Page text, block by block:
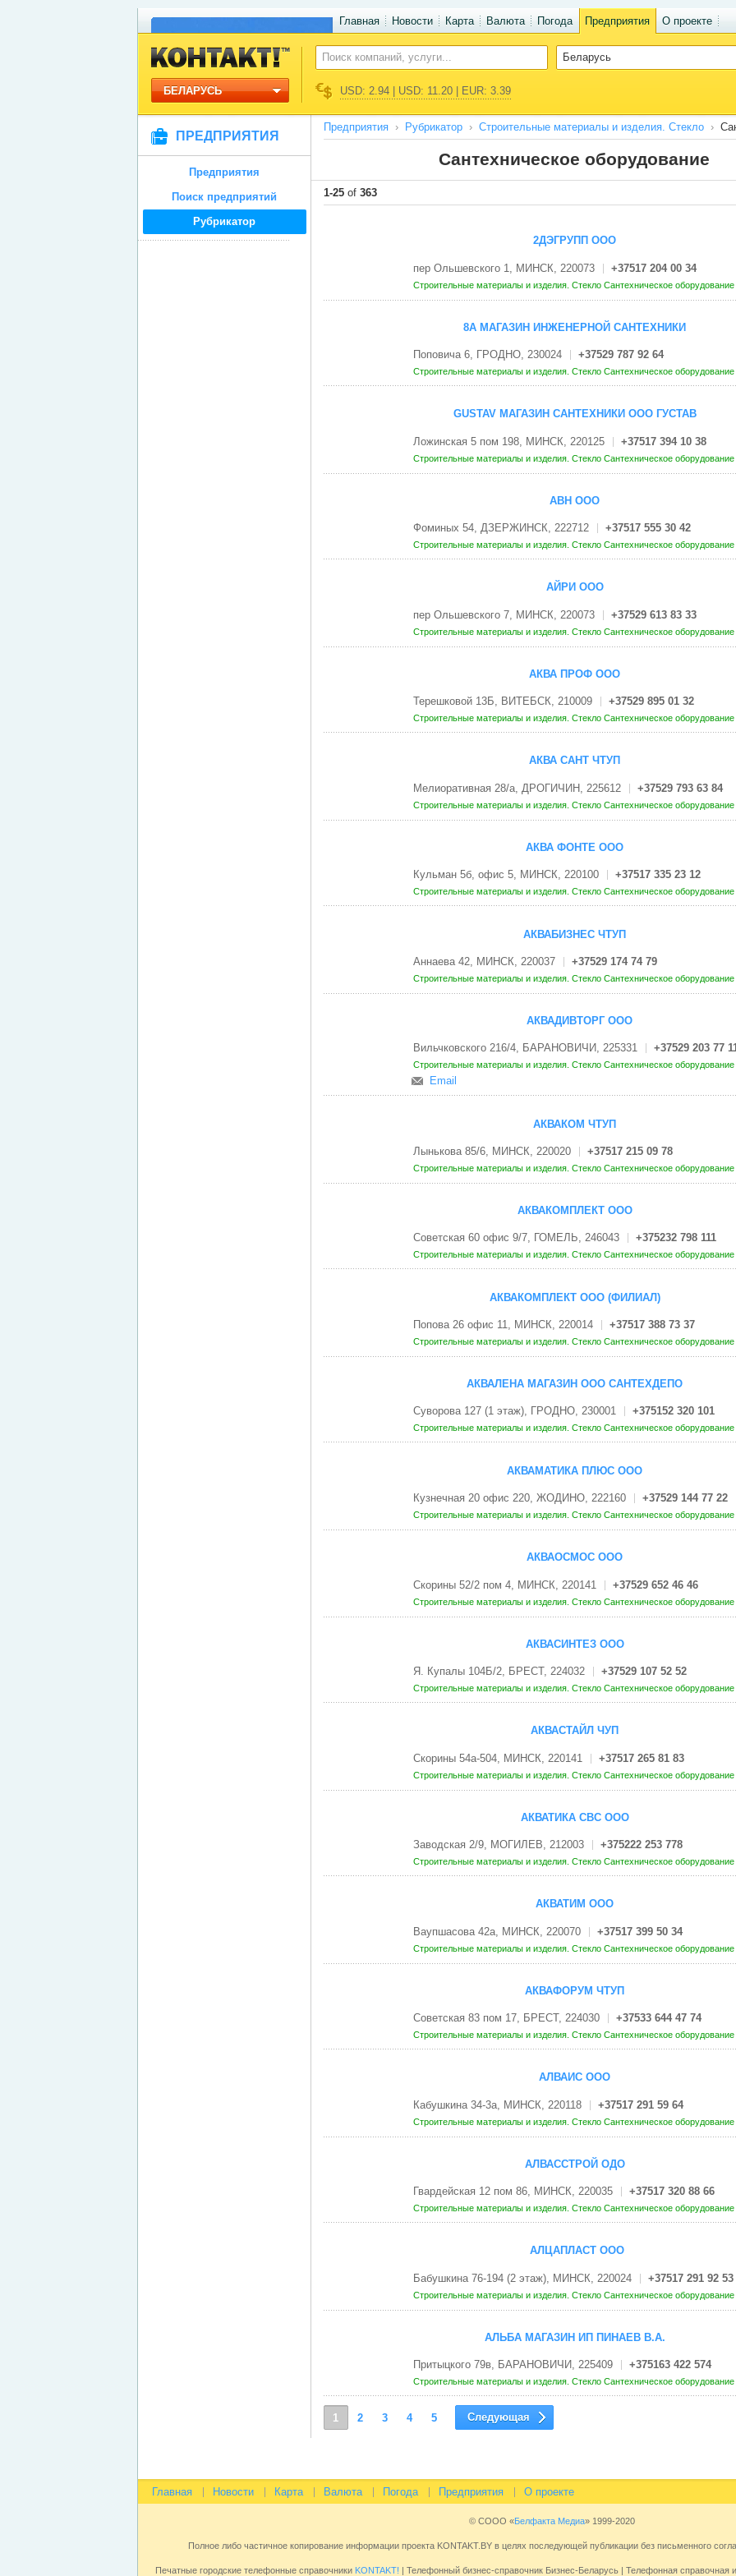
Главная Новости Карта Валюта Погода Предприятия О проекте
БЕЛАРУСЬ USD: 2.94 | USD: 11.20 | EUR: 3.39
ПРЕДПРИЯТИЯ
Предприятия
Поиск предприятий
Рубрикатор
Предприятия Рубрикатор Строительные материалы и изделия. Стекло
Сантехническое оборудование
1-25of 363
2ДЭГРУПП ООО
пер Ольшевского 1, МИНСК, 220073 +37517 204 00 34
Строительные материалы и изделия. Стекло Сантехническое оборудование
8А МАГАЗИН ИНЖЕНЕРНОЙ САНТЕХНИКИ
Поповича 6, ГРОДНО, 230024 +37529 787 92 64
Строительные материалы и изделия. Стекло Сантехническое оборудование
GUSTAV МАГАЗИН САНТЕХНИКИ ООО ГУСТАВ
Ложинская 5 пом 198, МИНСК, 220125 +37517 394 10 38
Строительные материалы и изделия. Стекло Сантехническое оборудование
АВН ООО
Фоминых 54, ДЗЕРЖИНСК, 222712 +37517 555 30 42
Строительные материалы и изделия. Стекло Сантехническое оборудование
АЙРИ ООО
пер Ольшевского 7, МИНСК, 220073 +37529 613 83 33
Строительные материалы и изделия. Стекло Сантехническое оборудование
АКВА ПРОФ ООО
Терешковой 13Б, ВИТЕБСК, 210009 +37529 895 01 32
Строительные материалы и изделия. Стекло Сантехническое оборудование
АКВА САНТ ЧТУП
Мелиоративная 28/a, ДРОГИЧИН, 225612 +37529 793 63 84
Строительные материалы и изделия. Стекло Сантехническое оборудование
АКВА ФОНТЕ ООО
Кульман 5б, офис 5, МИНСК, 220100 +37517 335 23 12
Строительные материалы и изделия. Стекло Сантехническое оборудование
АКВАБИЗНЕС ЧТУП
Аннаева 42, МИНСК, 220037 +37529 174 74 79
Строительные материалы и изделия. Стекло Сантехническое оборудование
АКВАДИВТОРГ ООО
Вильчковского 216/4, БАРАНОВИЧИ, 225331 +37529 203 77
Строительные материалы и изделия. Стекло Сантехническое оборудование
Email
АКВАКОМ ЧТУП
Лынькова 85/6, МИНСК, 220020 +37517 215 09 78
Строительные материалы и изделия. Стекло Сантехническое оборудование
АКВАКОМПЛЕКТ ООО
Советская 60 офис 9/7, ГОМЕЛЬ, 246043 +375232 798 111
Строительные материалы и изделия. Стекло Сантехническое оборудование
АКВАКОМПЛЕКТ ООО (ФИЛИАЛ)
Попова 26 офис 11, МИНСК, 220014 +37517 388 73 37
Строительные материалы и изделия. Стекло Сантехническое оборудование
АКВАЛЕНА МАГАЗИН ООО САНТЕХДЕПО
Суворова 127 (1 этаж), ГРОДНО, 230001 +375152 320 101
Строительные материалы и изделия. Стекло Сантехническое оборудование
АКВАМАТИКА ПЛЮС ООО
Кузнечная 20 офис 220, ЖОДИНО, 222160 +37529 144 77 22
Строительные материалы и изделия. Стекло Сантехническое оборудование
АКВАОСМОС ООО
Скорины 52/2 пом 4, МИНСК, 220141 +37529 652 46 46
Строительные материалы и изделия. Стекло Сантехническое оборудование
АКВАСИНТЕЗ ООО
Я. Купалы 104Б/2, БРЕСТ, 224032 +37529 107 52 52
Строительные материалы и изделия. Стекло Сантехническое оборудование
АКВАСТАЙЛ ЧУП
Скорины 54а-504, МИНСК, 220141 +37517 265 81 83
Строительные материалы и изделия. Стекло Сантехническое оборудование
АКВАТИКА СВС ООО
Заводская 2/9, МОГИЛЕВ, 212003 +375222 253 778
Строительные материалы и изделия. Стекло Сантехническое оборудование
АКВАТИМ ООО
Ваупшасова 42а, МИНСК, 220070 +37517 399 50 34
Строительные материалы и изделия. Стекло Сантехническое оборудование
АКВАФОРУМ ЧТУП
Советская 83 пом 17, БРЕСТ, 224030 +37533 644 47 74
Строительные материалы и изделия. Стекло Сантехническое оборудование
АЛВАИС ООО
Кабушкина 34-3а, МИНСК, 220118 +37517 291 59 64
Строительные материалы и изделия. Стекло Сантехническое оборудование
АЛВАССТРОЙ ОДО
Гвардейская 12 пом 86, МИНСК, 220035 +37517 320 88 66
Строительные материалы и изделия. Стекло Сантехническое оборудование
АЛЦАПЛАСТ ООО
Бабушкина 76-194 (2 этаж), МИНСК, 220024 +37517 291 92 53
Строительные материалы и изделия. Стекло Сантехническое оборудование
АЛЬБА МАГАЗИН ИП ПИНАЕВ В.А.
Притыцкого 79в, БАРАНОВИЧИ, 225409 +375163 422 574
Строительные материалы и изделия. Стекло Сантехническое оборудование
1 2 3 4 5 Следующая
Главная Новости Карта Валюта Погода Предприятия О проекте
© СООО «Белфакта Медиа» 1999-2020
Полное либо частичное копирование информации проекта KONTAKT.BY в целях последующей публикации без письменного
Печатные городские телефонные справочникиKONTAKT! | Телефонный бизнес-справочник Бизнес-Беларусь | Телефонная справочная